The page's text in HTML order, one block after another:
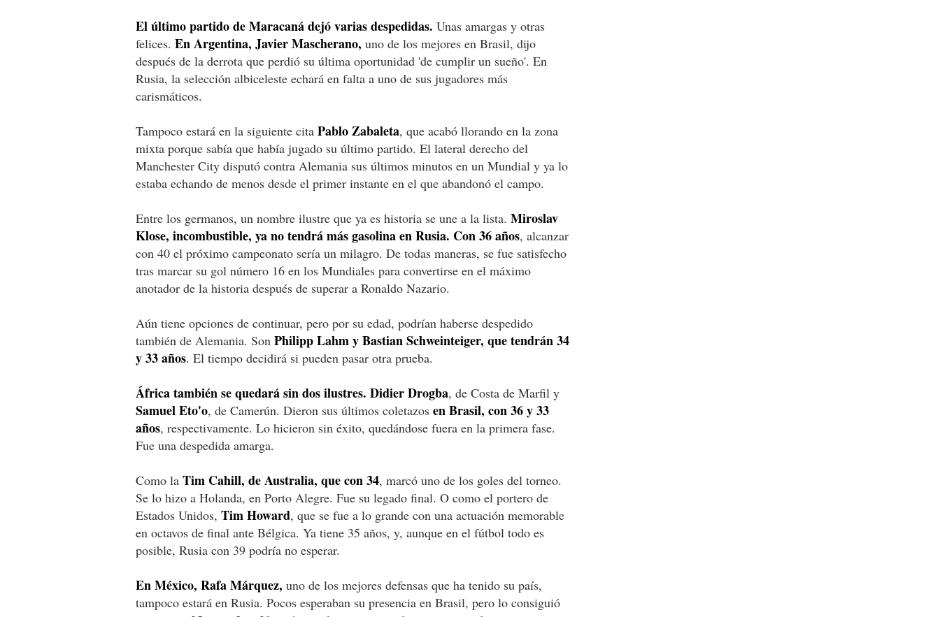
El último partido de Maracaná dejó varias despedidas. Unas amargas y otras
felices. En Argentina, Javier Mascherano, uno de los mejores en Brasil, dijo
después de la derrota que perdió su última oportunidad 'de cumplir un sueño'. En
Rusia, la selección albiceleste echará en falta a uno de sus jugadores más
carismáticos.
Tampoco estará en la siguiente cita Pablo Zabaleta, que acabó llorando en la zona
mixta porque sabía que había jugado su último partido. El lateral derecho del
Manchester City disputó contra Alemania sus últimos minutos en un Mundial y ya lo
estaba echando de menos desde el primer instante en el que abandonó el campo.
Entre los germanos, un nombre ilustre que ya es historia se une a la lista. Miroslav
Klose, incombustible, ya no tendrá más gasolina en Rusia. Con 36 años, alcanzar
con 40 el próximo campeonato sería un milagro. De todas maneras, se fue satisfecho
tras marcar su gol número 16 en los Mundiales para convertirse en el máximo
anotador de la historia después de superar a Ronaldo Nazario.
Aún tiene opciones de continuar, pero por su edad, podrían haberse despedido
también de Alemania. Son Philipp Lahm y Bastian Schweinteiger, que tendrán 34
y 33 años. El tiempo decidirá si pueden pasar otra prueba.
África también se quedará sin dos ilustres. Didier Drogba, de Costa de Marfil y
Samuel Eto'o, de Camerún. Dieron sus últimos coletazos en Brasil, con 36 y 33
años, respectivamente. Lo hicieron sin éxito, quedándose fuera en la primera fase.
Fue una despedida amarga.
Como la Tim Cahill, de Australia, que con 34, marcó uno de los goles del torneo.
Se lo hizo a Holanda, en Porto Alegre. Fue su legado final. O como el portero de
Estados Unidos, Tim Howard, que se fue a lo grande con una actuación memorable
en octavos de final ante Bélgica. Ya tiene 35 años, y, aunque en el fútbol todo es
posible, Rusia con 39 podría no esperar.
En México, Rafa Márquez, uno de los mejores defensas que ha tenido su país,
tampoco estará en Rusia. Pocos esperaban su presencia en Brasil, pero lo consiguió